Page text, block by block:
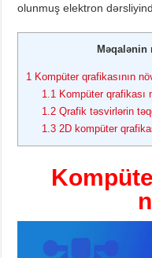
olunmuş elektron
Məqalənin
1 Kompüter qrafikasının
1.1 Kompüter qrafikası
1.2 Qrafik təsvirlərin
1.3 2D kompüter